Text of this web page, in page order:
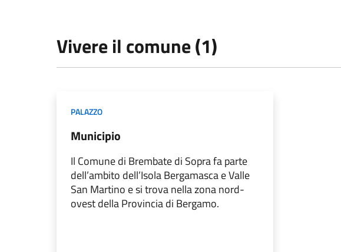
Vivere il comune (1)
PALAZZO
Municipio
Il Comune di Brembate di Sopra fa parte
dell’ambito dell’Isola Bergamasca e Valle
San Martino e si trova nella zona nord-
ovest della Provincia di Bergamo.